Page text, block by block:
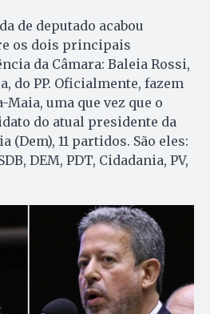
de deputado acabou
os dois principais
da Câmara: Baleia Rossi,
do PP. Oficialmente, fazem
uma que vez que o
do atual presidente da
(Dem), 11 partidos. São eles:
DEM, PDT, Cidadania, PV,